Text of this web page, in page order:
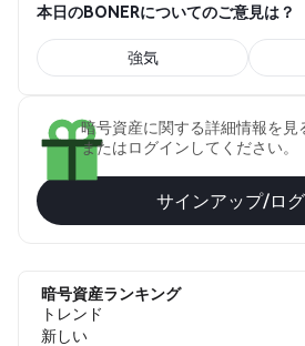
本日のBONERについてのご意見は？
強気
暗号資産に関する詳細情報を
またはログインしてください。
サインアップ/ロ
暗号資産ランキング
トレンド
新しい